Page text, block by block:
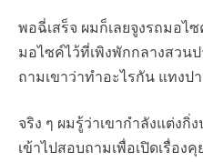
พอฉี่เสร็จ ผมก็เลยจูงรถมอไ
มอไซค์ไว้ที่เพิงพักกลางสวน
ถามเขาว่าทำอะไรกัน แทงป
จริง ๆ ผมรู้ว่าเขากำลังแต่ง
เข้าไปสอบถามเพื่อเปิดเรื่อง